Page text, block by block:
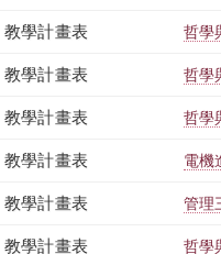
教學計畫表 哲學
教學計畫表 哲學
教學計畫表 哲學
教學計畫表 電機
教學計畫表 管理
教學計畫表 哲學